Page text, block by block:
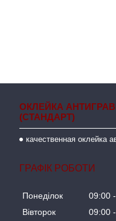
ОКЛЕЙКА
(СТАНДАРТ)
качественная оклейка
ГРАФІК РОБОТИ
Понеділок 09:00
Вівторок
09:00